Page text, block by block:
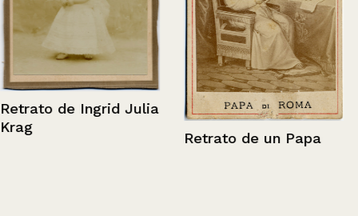
Retrato de Ingrid Julia
Krag
Retrato de un Papa